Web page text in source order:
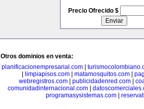
Precio Ofrecido $
Otros dominios en venta:
planificacionempresarial.com
limpiapisos.com| matamosquitos.com|
webregistros.com| publicidadenred.com|
comunidadinternacional.com
programasysistemas.com|